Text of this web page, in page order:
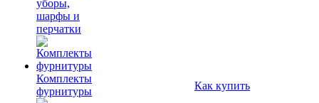
уборы,
шарфы и
перчатки
Комплекты
фурнитуры
Как купить